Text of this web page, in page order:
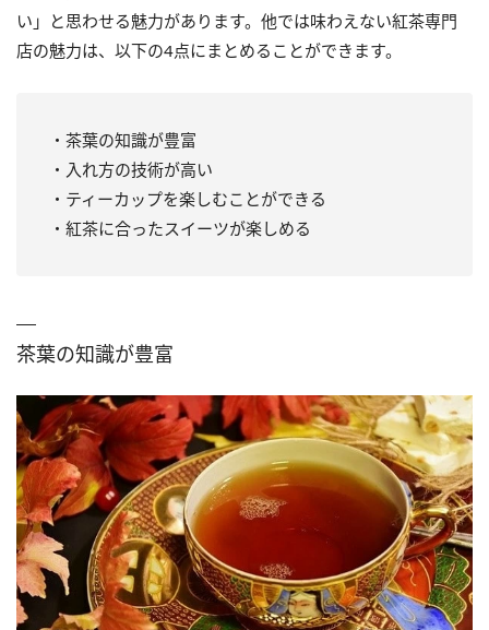
い」と思わせる魅力があります。他では味わえない紅茶専門
店の魅力は、以下の4点にまとめることができます。
・茶葉の知識が豊富
・入れ方の技術が高い
・ティーカップを楽しむことができる
・紅茶に合ったスイーツが楽しめる
茶葉の知識が豊富